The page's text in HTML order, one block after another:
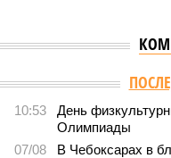
Версия //Власть //
работы 20 сотрудников детских
Здоровый отдых